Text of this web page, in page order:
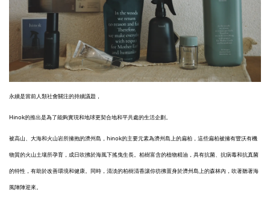
永續是當前人類社會關注的持續議題，
Hinok的推出是為了能夠實現和地球更契合地和平共處的生活企劃。
被高山、大海和火山岩所擁抱的濟州島，hinok的主要元素為濟州島上的扁柏，這些扁柏被擁有豐沃有機
物質的火山土壤所孕育，成日吹拂於海風下搖曳生長。柏樹富含的植物精油，具有抗菌、抗病毒和抗真菌
的特性，有助於改善環境和健康。同時，清淡的柏樹清香讓你彷彿置身於濟州島上的森林內，吹著聽著海
風陣陣迎來。